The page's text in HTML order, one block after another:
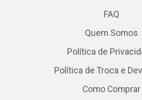
FAQ
Quem Somos
Política de
Política de Troca e
Como Comprar